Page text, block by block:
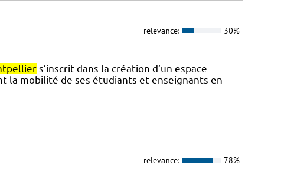
relevance: 30%
s’inscrit dans la création d’un espace
la mobilité de ses étudiants et enseignants en
relevance: 78%